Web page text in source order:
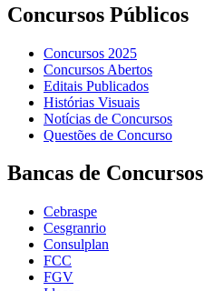
Concursos Públicos
Concursos 2025
Concursos Abertos
Editais Publicados
Histórias Visuais
Notícias de Concursos
Questões de Concurso
Bancas de Concursos
Cebraspe
Cesgranrio
Consulplan
FCC
FGV